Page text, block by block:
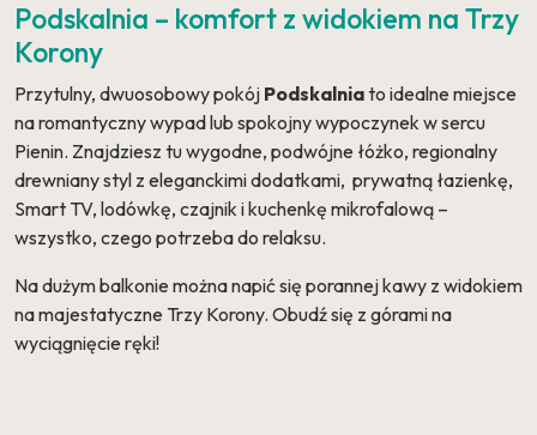
Podskalnia – komfort z widokiem na Trzy
Korony
Przytulny, dwuosobowy pokój Podskalniato idealne miejsce
na romantyczny wypad lub spokojny wypoczynek w sercu
Pienin. Znajdziesz tu wygodne, podwójne łóżko, regionalny
drewniany styl z eleganckimi dodatkami, prywatną łazienkę,
Smart TV, lodówkę, czajnik i kuchenkę mikrofalową –
wszystko, czego potrzeba do relaksu.
Na dużym balkonie można napić się porannej kawy z widokiem
na majestatyczne Trzy Korony. Obudź się z górami na
wyciągnięcie ręki!